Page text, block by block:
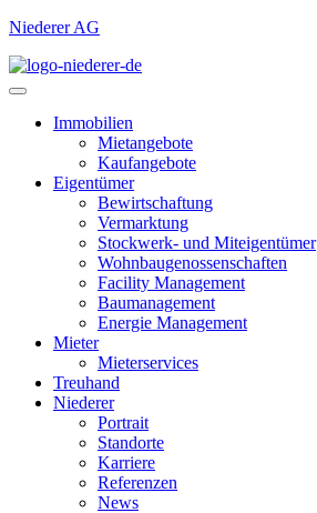
Niederer AG
Immobilien
Mietangebote
Kaufangebote
Eigentümer
Bewirtschaftung
Vermarktung
Stockwerk- und Miteigentümer
Wohnbaugenossenschaften
Facility Management
Baumanagement
Energie Management
Mieter
Mieterservices
Treuhand
Niederer
Portrait
Standorte
Karriere
Referenzen
News